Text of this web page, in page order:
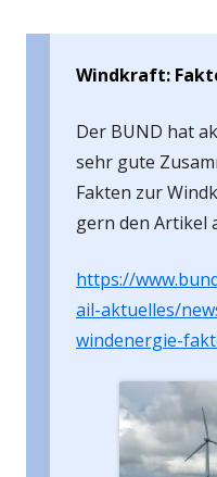
Windkraft:
Der BUND hat
sehr gute
Fakten zur
gern den Artikel
https://
ail-aktuelles/
windenergie-